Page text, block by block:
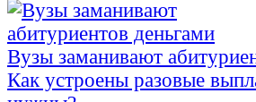
Вузы заманивают
Как устроены разовые